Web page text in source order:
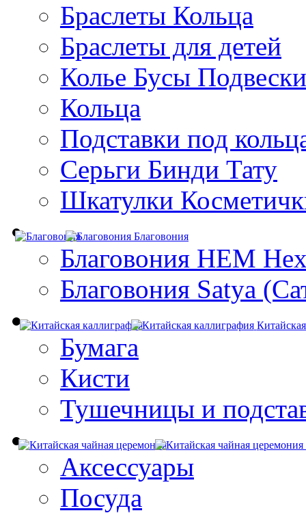
Браслеты Кольца
Браслеты для детей
Колье Бусы Подвески
Кольца
Подставки под
Серьги Бинди Тату
Шкатулки
Благовония
Благовония HEM
Благовония Satya
Бумага
Кисти
Тушечницы и
Аксессуары
Посуда